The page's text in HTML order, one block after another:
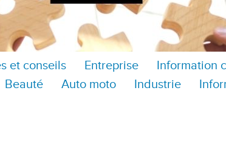
et conseils Entreprise Information
Beauté Auto moto Industrie